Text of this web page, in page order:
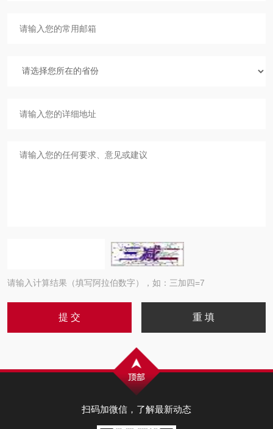
请输入计算结果（填写阿拉伯数字），如：三加四=7
扫码加微信，了解最新动态